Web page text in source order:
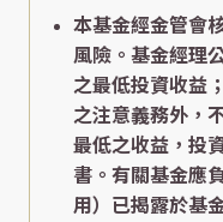
本基金經金管會
風險。基金經理
之最低投資收益
之注意義務外，
最低之收益，投
書。有關基金應
用）已揭露於基